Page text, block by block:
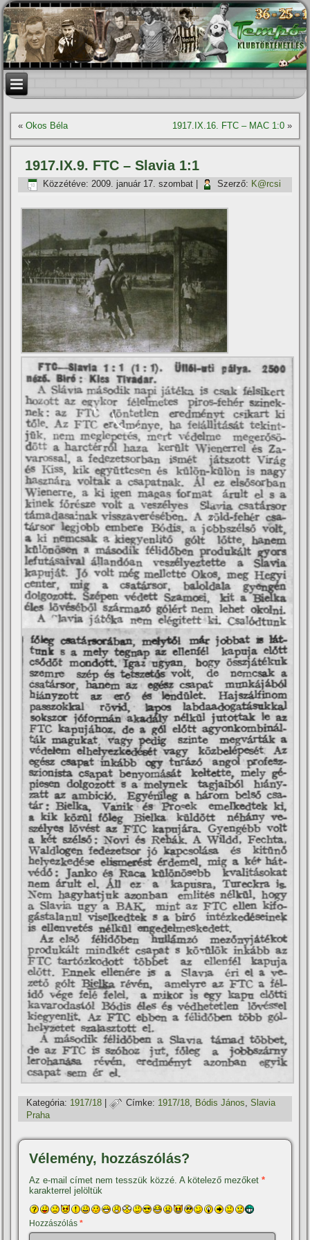
«Okos Béla 1917.IX.16. FTC – MAC 1:0»
1917.IX.9. FTC – Slavia 1:1
Közzétéve: 2009. január 17. szombat Szerző: K@rcsi
Kategória: 1917/18 | Címke: 1917/18, Bódis János,Slavia
Praha
Vélemény, hozzászólás?
Az e-mail címet nem tesszük közzé. A kötelező mezőket*
karakterrel jelöltük
Hozzászólás*